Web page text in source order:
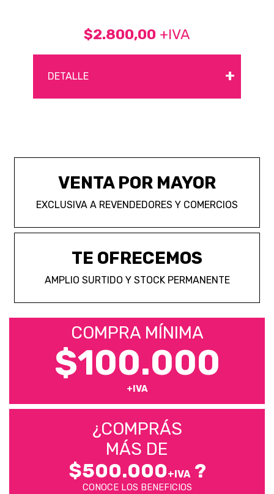
$2.800,00 +IVA
DETALLE +
VENTA POR MAYOR
EXCLUSIVA A REVENDEDORES Y COMERCIOS
TE OFRECEMOS
AMPLIO SURTIDO Y STOCK PERMANENTE
COMPRA MÍNIMA
$100.000
+IVA
¿COMPRÁS
MÁS DE
$500.000+IVA?
CONOCE LOS BENEFICIOS